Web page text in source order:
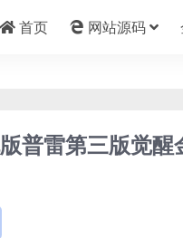
首页 网站源码
普雷第三版觉醒